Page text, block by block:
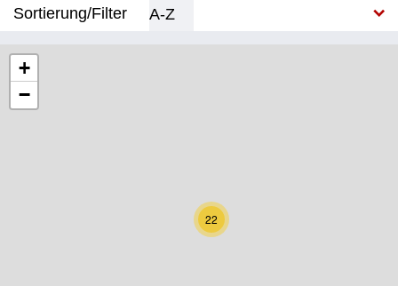
Sortierung/Filter
A-Z
Niederösterreich
Oberösterreich
22
+
−